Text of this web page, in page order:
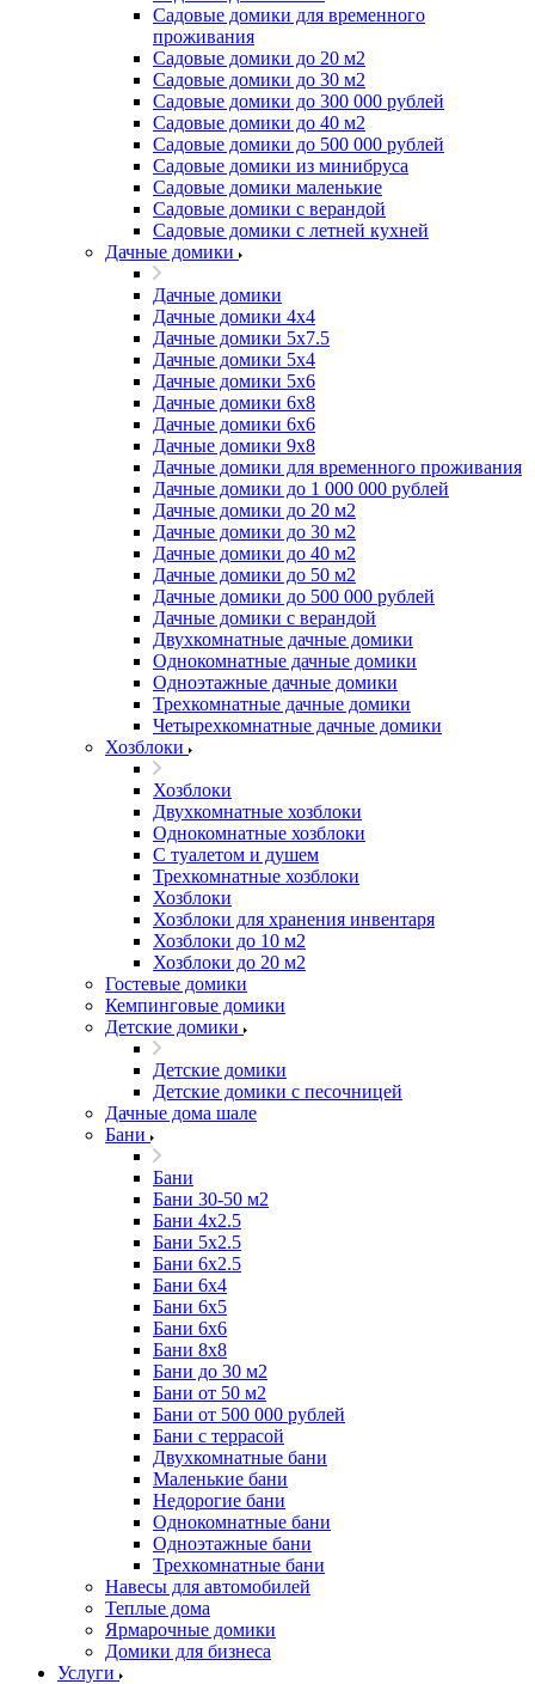
Садовые домики для временного
проживания
Садовые домики до 20 м2
Садовые домики до 30 м2
Садовые домики до 300 000 рублей
Садовые домики до 40 м2
Садовые домики до 500 000 рублей
Садовые домики из минибруса
Садовые домики маленькие
Садовые домики с верандой
Садовые домики с летней кухней
Дачные домики
Дачные домики
Дачные домики 4х4
Дачные домики 5x7.5
Дачные домики 5х4
Дачные домики 5х6
Дачные домики 6x8
Дачные домики 6х6
Дачные домики 9x8
Дачные домики для временного проживания
Дачные домики до 1 000 000 рублей
Дачные домики до 20 м2
Дачные домики до 30 м2
Дачные домики до 40 м2
Дачные домики до 50 м2
Дачные домики до 500 000 рублей
Дачные домики с верандой
Двухкомнатные дачные домики
Однокомнатные дачные домики
Одноэтажные дачные домики
Трехкомнатные дачные домики
Четырехкомнатные дачные домики
Хозблоки
Хозблоки
Двухкомнатные хозблоки
Однокомнатные хозблоки
С туалетом и душем
Трехкомнатные хозблоки
Хозблоки
Хозблоки для хранения инвентаря
Хозблоки до 10 м2
Хозблоки до 20 м2
Гостевые домики
Кемпинговые домики
Детские домики
Детские домики
Детские домики с песочницей
Дачные дома шале
Бани
Бани
Бани 30-50 м2
Бани 4x2.5
Бани 5x2.5
Бани 6x2.5
Бани 6х4
Бани 6х5
Бани 6х6
Бани 8x8
Бани до 30 м2
Бани от 50 м2
Бани от 500 000 рублей
Бани с террасой
Двухкомнатные бани
Маленькие бани
Недорогие бани
Однокомнатные бани
Одноэтажные бани
Трехкомнатные бани
Навесы для автомобилей
Теплые дома
Ярмарочные домики
Домики для бизнеса
Услуги